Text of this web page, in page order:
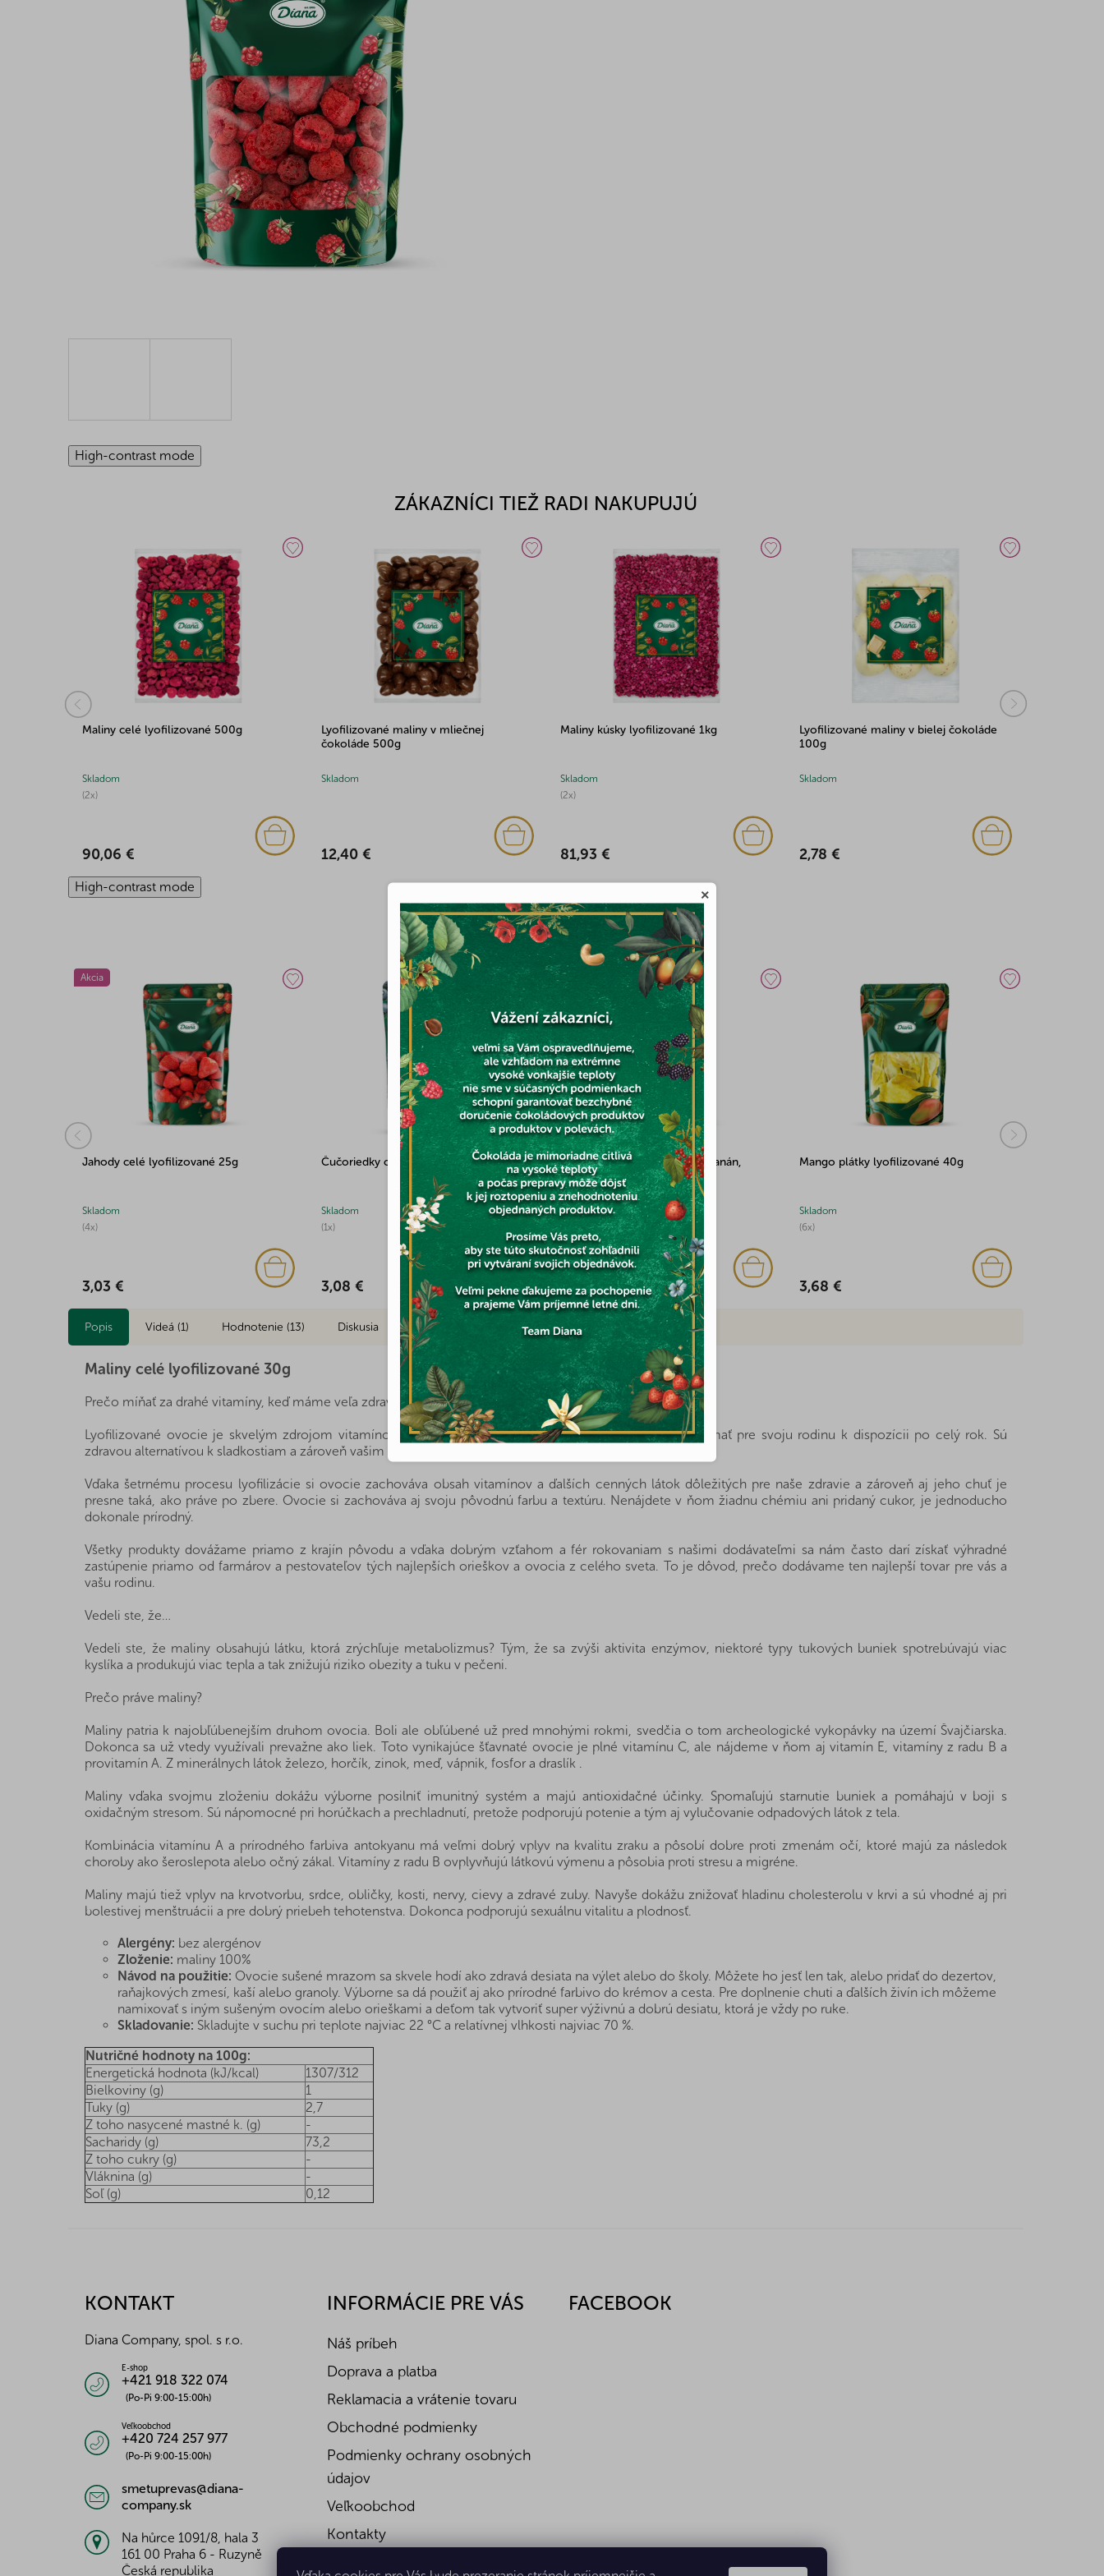
High-contrast mode
ZÁKAZNÍCI TIEŽ RADI NAKUPUJÚ
Maliny celé lyofilizované 500g
(2x)
Skladom
90,06 €
Lyofilizované maliny v mliečnej
čokoláde 500g
Skladom
12,40 €
Maliny kúsky lyofilizované 1kg
(2x)
Skladom
81,93 €
Lyofilizované maliny v bielej čokoláde
100g
Skladom
2,78 €
High-contrast mode
MOHLO BY VÁS ZAUJÍMAŤ
Akcia
Jahody celé lyofilizované 25g
(4x)
Skladom
3,03 €
Čučoriedky celé lyofilizované 25g
(1x)
Skladom
3,08 €
Ovocná zmes lyofilizovaná (banán,
jahoda, malina) 45g
(3x)
Skladom
5,44 €
Mango plátky lyofilizované 40g
(6x)
Skladom
3,68 €
Popis Videá (1) Hodnotenie (13) Diskusia Značka
Maliny celé lyofilizované 30g
Prečo míňať za drahé vitamíny, keď máme veľa zdravých potravín na dosah?
Lyofilizované ovocie je skvelým zdrojom vitamínov, minerálov a ďalších cenných látok, ktorý môžete mať pre svoju rodinu k dispozícii po celý rok. Sú
zdravou alternatívou k sladkostiam a zároveň vašim najmenším dodajú všetko potrebné na ich zdravý vývoj.
Vďaka šetrnému procesu lyofilizácie si ovocie zachováva obsah vitamínov a ďalších cenných látok dôležitých pre naše zdravie a zároveň aj jeho chuť je
presne taká, ako práve po zbere. Ovocie si zachováva aj svoju pôvodnú farbu a textúru. Nenájdete v ňom žiadnu chémiu ani pridaný cukor, je jednoducho
dokonale prírodný.
Všetky produkty dovážame priamo z krajín pôvodu a vďaka dobrým vzťahom a fér rokovaniam s našimi dodávateľmi sa nám často darí získať výhradné
zastúpenie priamo od farmárov a pestovateľov tých najlepších orieškov a ovocia z celého sveta. To je dôvod, prečo dodávame ten najlepší tovar pre vás a
vašu rodinu.
Vedeli ste, že…
Vedeli ste, že maliny obsahujú látku, ktorá zrýchľuje metabolizmus? Tým, že sa zvýši aktivita enzýmov, niektoré typy tukových buniek spotrebúvajú viac
kyslíka a produkujú viac tepla a tak znižujú riziko obezity a tuku v pečeni.
Prečo práve maliny?
Maliny patria k najobľúbenejším druhom ovocia. Boli ale obľúbené už pred mnohými rokmi, svedčia o tom archeologické vykopávky na území Švajčiarska.
Dokonca sa už vtedy využívali prevažne ako liek. Toto vynikajúce šťavnaté ovocie je plné vitamínu C, ale nájdeme v ňom aj vitamín E, vitamíny z radu B a
provitamín A. Z minerálnych látok železo, horčík, zinok, meď, vápnik, fosfor a draslík .
Maliny vďaka svojmu zloženiu dokážu výborne posilniť imunitný systém a majú antioxidačné účinky. Spomaľujú starnutie buniek a pomáhajú v boji s
oxidačným stresom. Sú nápomocné pri horúčkach a prechladnutí, pretože podporujú potenie a tým aj vylučovanie odpadových látok z tela.
Kombinácia vitamínu A a prírodného farbiva antokyanu má veľmi dobrý vplyv na kvalitu zraku a pôsobí dobre proti zmenám očí, ktoré majú za následok
choroby ako šeroslepota alebo očný zákal. Vitamíny z radu B ovplyvňujú látkovú výmenu a pôsobia proti stresu a migréne.
Maliny majú tiež vplyv na krvotvorbu, srdce, obličky, kosti, nervy, cievy a zdravé zuby. Navyše dokážu znižovať hladinu cholesterolu v krvi a sú vhodné aj pri
bolestivej menštruácii a pre dobrý priebeh tehotenstva. Dokonca podporujú sexuálnu vitalitu a plodnosť.
Alergény: bez alergénov
Zloženie: maliny 100%
Návod na použitie: Ovocie sušené mrazom sa skvele hodí ako zdravá desiata na výlet alebo do školy. Môžete ho jesť len tak, alebo pridať do dezertov,
raňajkových zmesí, kaší alebo granoly. Výborne sa dá použiť aj ako prírodné farbivo do krémov a cesta. Pre doplnenie chuti a ďalších živín ich môžeme
namixovať s iným sušeným ovocím alebo orieškami a deťom tak vytvoriť super výživnú a dobrú desiatu, ktorá je vždy po ruke.
Skladovanie: Skladujte v suchu pri teplote najviac 22 °C a relatívnej vlhkosti najviac 70 %.
Nutričné hodnoty na 100g:
Energetická hodnota (kJ/kcal)
1307/312
Bielkoviny (g)
1
Tuky (g)
2,7
Z toho nasycené mastné k. (g)
-
Sacharidy (g)
73,2
Z toho cukry (g)
-
Vláknina (g)
-
Soľ (g)
0,12
KONTAKT
Diana Company, spol. s r.o.
E-shop
+421 918 322 074
(Po-Pi 9:00-15:00h)
Veľkoobchod
+420 724 257 977
(Po-Pi 9:00-15:00h)
smetuprevas@diana-
company.sk
Na hůrce 1091/8, hala 3
161 00 Praha 6 - Ruzyně
Česká republika
INFORMÁCIE PRE VÁS
Náš príbeh
Doprava a platba
Reklamacia a vrátenie tovaru
Obchodné podmienky
Podmienky ochrany osobných
údajov
Veľkoobchod
Kontakty
FACEBOOK
×